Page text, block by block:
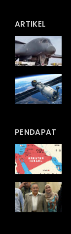
ARTIKEL
PENDAPAT